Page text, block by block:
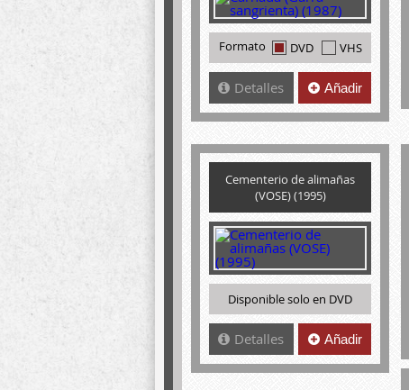
Formato DVD VHS
Detalles Añadir
Cementerio de alimañas
(VOSE) (1995)
Disponible solo en DVD
Detalles Añadir